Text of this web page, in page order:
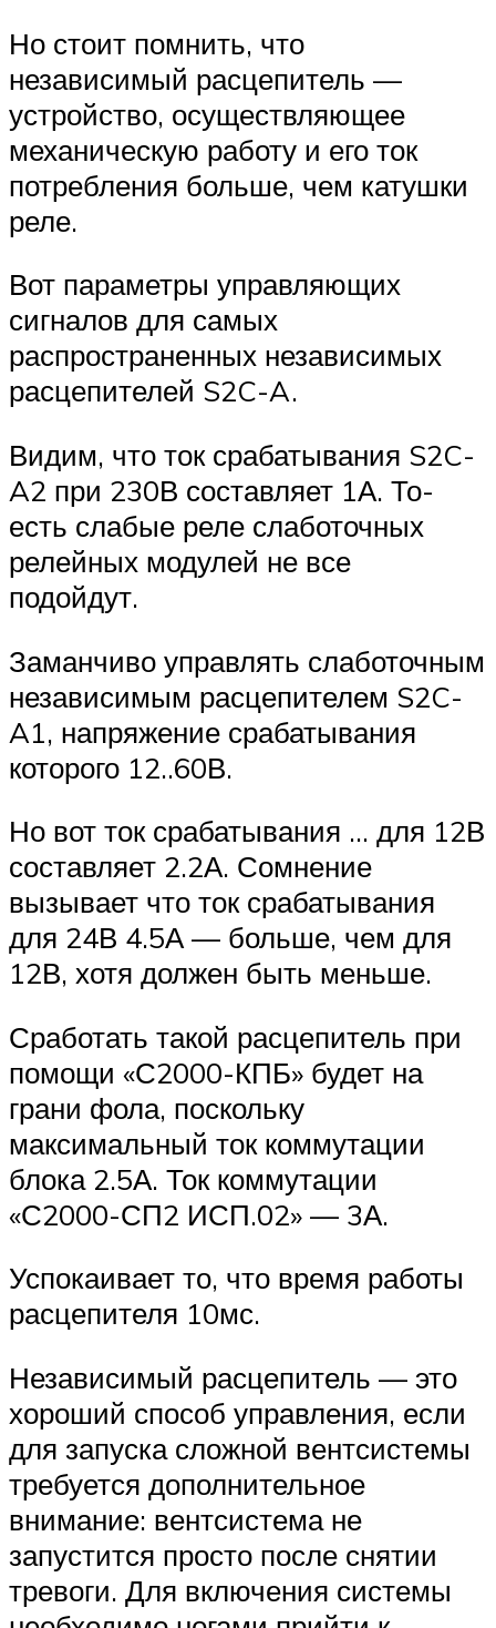
Но стоит помнить, что
независимый расцепитель —
устройство, осуществляющее
механическую работу и его ток
потребления больше, чем катушки
реле.
Вот параметры управляющих
сигналов для самых
распространенных независимых
расцепителей S2C-A.
Видим, что ток срабатывания S2C-
A2 при 230В составляет 1А. То-
есть слабые реле слаботочных
релейных модулей не все
подойдут.
Заманчиво управлять слаботочным
независимым расцепителем S2C-
A1, напряжение срабатывания
которого 12..60В.
Но вот ток срабатывания … для 12В
составляет 2.2А. Сомнение
вызывает что ток срабатывания
для 24В 4.5А — больше, чем для
12В, хотя должен быть меньше.
Сработать такой расцепитель при
помощи «С2000-КПБ» будет на
грани фола, поскольку
максимальный ток коммутации
блока 2.5А. Ток коммутации
«С2000-СП2 ИСП.02» — 3А.
Успокаивает то, что время работы
расцепителя 10мс.
Независимый расцепитель — это
хороший способ управления, если
для запуска сложной вентсистемы
требуется дополнительное
внимание: вентсистема не
запустится просто после снятии
тревоги. Для включения системы